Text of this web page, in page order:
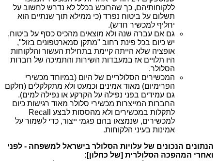
ללקוחותיהם, כך שהרוכש בכלל לא נדרש לחשוב על
תשלום על ביטוח נפרד (כי ממילא תוך שנתיים הוא
יחליף למכשיר חדש).
גם אם עברה שנה ולא מוצאים מהכיס כסף על ביטוח,
יש כיום בכל פינת רחוב "מתקן סמארטפונים בזול",
אופציה שלא הייתה קיימת בתחילת העשור והלקוחות
היו תלויים אז במעבדות השירות והתמיכה של חברות
הסלולר.
המכשירים הסלולריים של היום (במיוחד מכשירי
הפרימיום) מאוד אמינים וכמעט ולא מתקלקלים (חלקם
גם עמידים בפני נפילה על הקרקע או נפילה למים).
החברות המייצרות מכשירי סלולר מאוד רגישות כיום
לתקלות במכשירים ולא מהססות לבצע Recall
למכשירים, שנמצאו בהם פגמי ייצור, כדי לשמור על
אמינות בעיני הלקוחות.
הנתונים הנכונים של עלויות הסלולר בישראל למשפחה - לפני
ואחרי המהפכה הסלולרית [של כחלון]: